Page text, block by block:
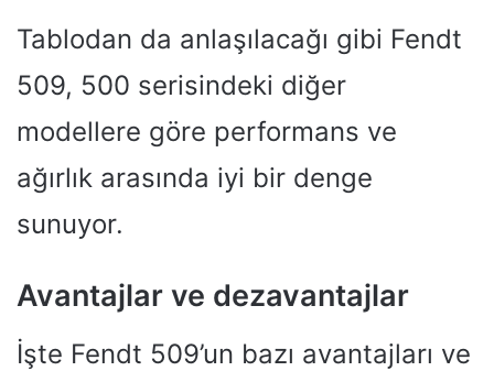
Tablodan da anlaşılacağı gibi Fendt
509, 500 serisindeki diğer
modellere göre performans ve
ağırlık arasında iyi bir denge
sunuyor.
Avantajlar ve dezavantajlar
İşte Fendt 509’un bazı avantajları ve